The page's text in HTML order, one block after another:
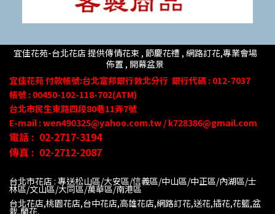
宜佳花苑-台北花店 提供傳情花束 , 節慶花禮 , 網路訂花,專業會場
佈置 , 開幕盆景
宜佳花苑付款帳號:台北富邦銀行敦北分行 銀行代碼 : 012-7037
帳號 : 00450-102-118-702(ATM)
台北市民生東路四段80巷11弄7號
E-mail : wen490325@yahoo.com.tw / k728386@gmail.com
電話 : 02-2717-3194
傳真 : 02-2712-2087
台北市花店 : 專送松山區/大安區/信義區/中山區/中正區/內湖區/士
林區/文山區/大同區/萬華區/南港區
台北花店,桃園花店,台中花店,高雄花店,網路訂花,送花,插花,花籃,盆
栽,蘭花,